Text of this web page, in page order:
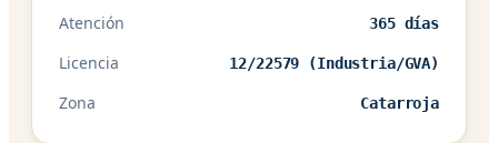
Atención 365 días
Licencia 12/22579 (Industria/GVA)
Zona Catarroja